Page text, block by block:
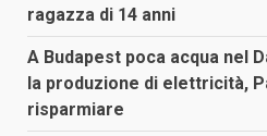
ragazza di 14 anni
A Budapest poca acqua nel
la produzione di elettricità,
risparmiare